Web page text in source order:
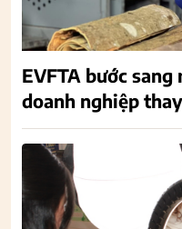
EVFTA bước sang
doanh nghiệp